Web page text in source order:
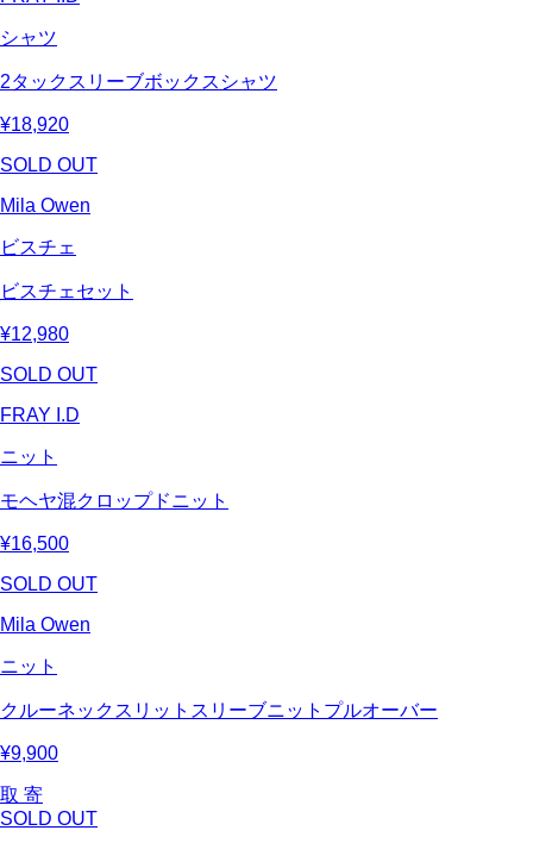
シャツ
2タックスリーブボックスシャツ
¥18,920
SOLD OUT
Mila Owen
ビスチェ
ビスチェセット
¥12,980
SOLD OUT
FRAY I.D
ニット
モヘヤ混クロップドニット
¥16,500
SOLD OUT
Mila Owen
ニット
クルーネックスリットスリーブニットプルオーバー
¥9,900
取 寄
SOLD OUT